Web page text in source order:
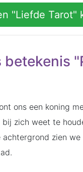
"Liefde Tarot"
betekenis
ons een koning
bij zich weet te
achtergrond zien we